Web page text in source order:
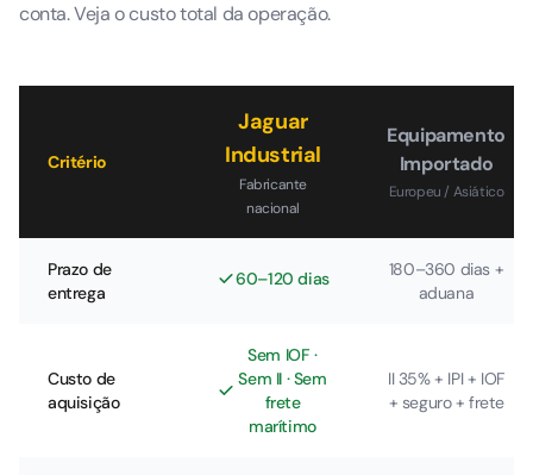
conta. Veja o custo total da operação.
Critério
Jaguar
Industrial
Fabricante
nacional
Equipamento
Importado
Europeu / Asiático
Prazo de
entrega
60–120 dias
180–360 dias +
aduana
Custo de
aquisição
Sem IOF ·
Sem II · Sem
frete
marítimo
II 35% + IPI + IOF
+ seguro + frete